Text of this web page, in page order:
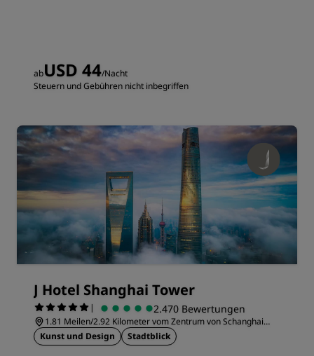
abUSD 44/Nacht
Steuern und Gebühren nicht inbegriffen
J Hotel Shanghai Tower
| 2.470 Bewertungen
1.81 Meilen/2.92 Kilometer vom Zentrum von Schanghai
entfernt
Kunst und Design Stadtblick